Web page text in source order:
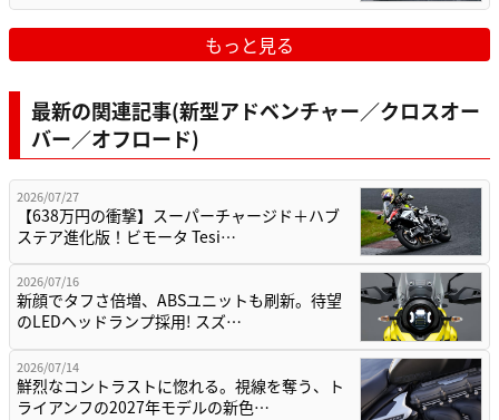
もっと見る
最新の関連記事(新型アドベンチャー／クロスオー
バー／オフロード)
2026/07/27
【638万円の衝撃】スーパーチャージド＋ハブ
ステア進化版！ビモータ Tesi…
2026/07/16
新顔でタフさ倍増、ABSユニットも刷新。待望
のLEDヘッドランプ採用! スズ…
2026/07/14
鮮烈なコントラストに惚れる。視線を奪う、ト
ライアンフの2027年モデルの新色…